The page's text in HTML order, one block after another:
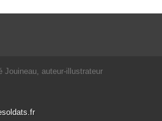
Jouineau, auteur-illustrateur